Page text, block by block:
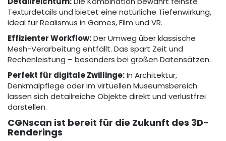
Texturdetails und bietet eine natürliche Tiefenwirkung,
ideal für Realismus in Games, Film und VR.
Effizienter Workflow:Der Umweg über klassische
Mesh-Verarbeitung entfällt. Das spart Zeit und
Rechenleistung – besonders bei großen Datensätzen.
Perfekt für digitale Zwillinge:In Architektur,
Denkmalpflege oder im virtuellen Museumsbereich
lassen sich detailreiche Objekte direkt und verlustfrei
darstellen.
CGNscan ist bereit für die Zukunft des 3D-
Renderings